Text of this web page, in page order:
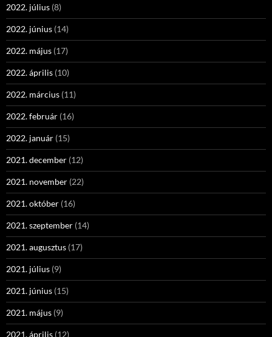
2022. július (8)
2022. június (14)
2022. május (17)
2022. április (10)
2022. március (11)
2022. február (16)
2022. január (15)
2021. december (12)
2021. november (22)
2021. október (16)
2021. szeptember (14)
2021. augusztus (17)
2021. július (9)
2021. június (15)
2021. május (9)
2021. április (12)